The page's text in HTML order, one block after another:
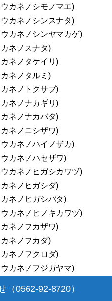
カネノシモノマエ)
カネノシンスナタ)
カネノシンヤマカゲ)
ネノスナタ)
ネノタケイリ)
ネノタルミ)
ネノトクサブ)
ネノナカギリ)
ネノナカバタ)
ネノニシザワ)
カネノハイノザカ)
カネノハセザワ)
カネノヒガシカワヅ)
ネノヒガシダ)
ネノヒガシバタ)
カネノヒノキカワヅ)
ネノフカザワ)
ネノフカダ)
ネノフクロダ)
カネノフジガヤマ)
ネノミタケ)
（0562-92-8720）